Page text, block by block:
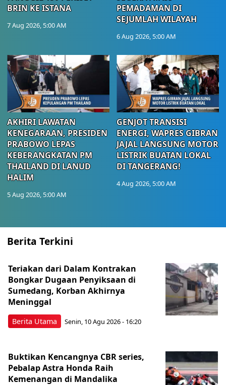
BRIN KE ISTANA
7 Aug 2026, 5:00 AM
PEMADAMAN DI
SEJUMLAH WILAYAH
6 Aug 2026, 5:00 AM
AKHIRI LAWATAN
KENEGARAAN, PRESIDEN
PRABOWO LEPAS
KEBERANGKATAN PM
THAILAND DI LANUD
HALIM
5 Aug 2026, 5:00 AM
GENJOT TRANSISI
ENERGI, WAPRES GIBRAN
JAJAL LANGSUNG MOTOR
LISTRIK BUATAN LOKAL
DI TANGERANG!
4 Aug 2026, 5:00 AM
Berita Terkini
Berita Utama
Teriakan dari Dalam Kontrakan
Bongkar Dugaan Penyiksaan di
Sumedang, Korban Akhirnya
Meninggal
Senin, 10 Agu 2026 - 16:20
Buktikan Kencangnya CBR series,
Pebalap Astra Honda Raih
Kemenangan di Mandalika